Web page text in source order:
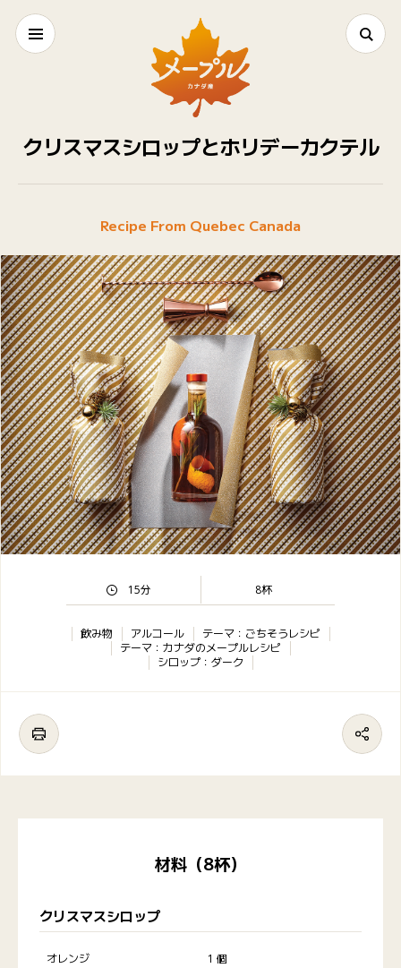
クリスマスシロップとホリデーカクテル
Recipe From Quebec Canada
15分 8杯
飲み物 アルコール
テーマ：ごちそうレシピ
テーマ：カナダのメープルレシピ
シロップ：ダーク
材料（8杯）
クリスマスシロップ
オレンジ 1 個